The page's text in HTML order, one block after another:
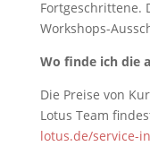
Fortgeschrittene.
Workshops-
Wo finde ich die
Die Preise von
Lotus Team
lotus.de/service-